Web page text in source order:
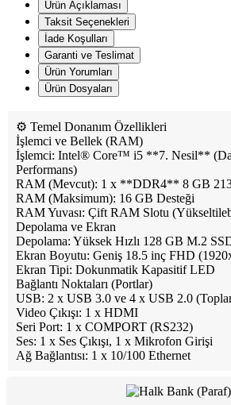
Ürün Açıklaması
Taksit Seçenekleri
İade Koşulları
Garanti ve Teslimat
Ürün Yorumları
Ürün Dosyaları
⚙️ Temel Donanım Özellikleri
İşlemci ve Bellek (RAM)
İşlemci: Intel® Core™ i5 **7. Nesil**
Performans)
RAM (Mevcut): 1 x **DDR4** 8 GB
RAM (Maksimum): 16 GB Desteği
RAM Yuvası: Çift RAM Slotu
Depolama ve Ekran
Depolama: Yüksek Hızlı 128 GB M.2
Ekran Boyutu: Geniş 18.5 inç FHD
Ekran Tipi: Dokunmatik Kapasitif LED
Bağlantı Noktaları (Portlar)
USB: 2 x USB 3.0 ve 4 x USB 2.0
Video Çıkışı: 1 x HDMI
Seri Port: 1 x COMPORT (RS232)
Ses: 1 x Ses Çıkışı, 1 x Mikrofon Girişi
Ağ Bağlantısı: 1 x 10/100 Ethernet